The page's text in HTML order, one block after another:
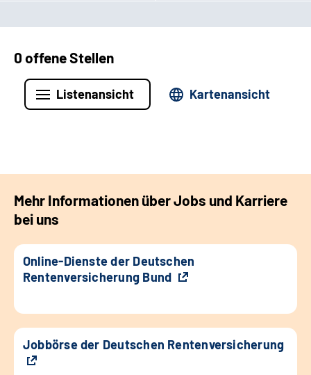
0 offene Stellen
Listenansicht Kartenansicht
Mehr Informationen über Jobs und Karriere
bei uns
Online-Dienste der Deutschen
Rentenversicherung Bund
Jobbörse der Deutschen Rentenversicherung